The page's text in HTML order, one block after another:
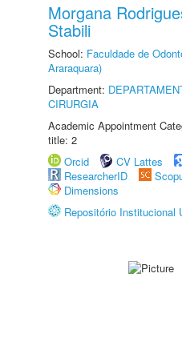
Morgana
Stabili
School: Faculdade de
Araraquara)
Department:
CIRURGIA
Academic Appointment
title: 2
Orcid
CV Lattes
ResearcherID
Dimensions
Repositório Institucional